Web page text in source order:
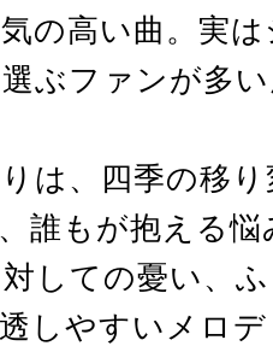
の高い曲。実
ぶファンが多
は、四季の移
誰もが抱える悩
しての憂い、
しやすいメロ